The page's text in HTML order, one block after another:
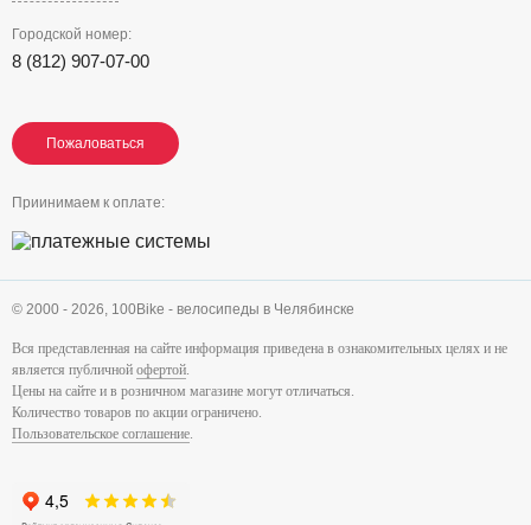
Городской номер:
8 (812) 907-07-00
Пожаловаться
Пожаловаться
Пожаловаться
Приинимаем к оплате:
© 2000 - 2026, 100Bike - велосипеды в Челябинске
Вся представленная на сайте информация приведена в ознакомительных целях и не
является публичной офертой.
Цены на сайте и в розничном магазине могут отличаться.
Количество товаров по акции ограничено.
Пользовательское соглашение.